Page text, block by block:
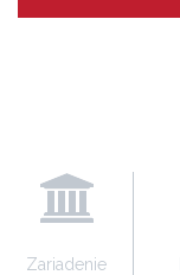
Zariadenie